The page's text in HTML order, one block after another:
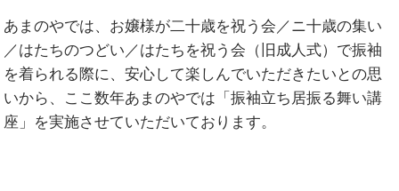
あまのやでは、お嬢様が二十歳を祝う会／ニ十歳の集い
／はたちのつどい／はたちを祝う会（旧成人式）で振袖
を着られる際に、安心して楽しんでいただきたいとの思
いから、ここ数年あまのやでは「振袖立ち居振る舞い講
座」を実施させていただいております。